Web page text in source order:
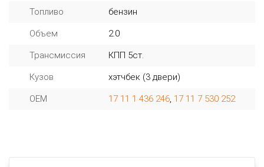
Топливо бензин
Объем 2.0
Трансмиссия КПП 5ст.
Кузов хэтчбек (3 двери)
OEM 17 11 1 436 246 17 11 7 530 252